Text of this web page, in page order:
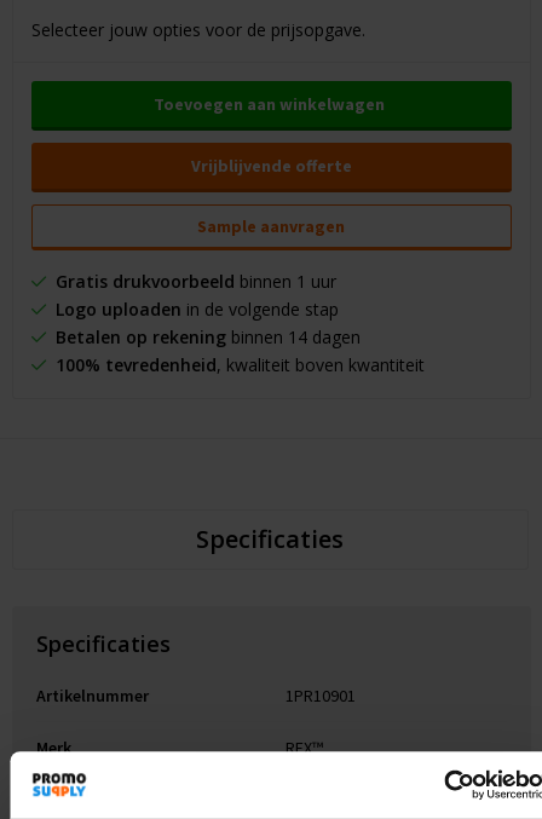
Selecteer jouw opties voor de prijsopgave.
Toevoegen aan winkelwagen
Vrijblijvende offerte
Sample aanvragen
Gratis drukvoorbeeld binnen 1 uur
Logo uploaden in de volgende stap
Betalen op rekeningbinnen 14 dagen
100% tevredenheid, kwaliteit boven kwantiteit
Specificaties
Specificaties
Artikelnummer 1PR10901
Merk RFX™
Gewicht